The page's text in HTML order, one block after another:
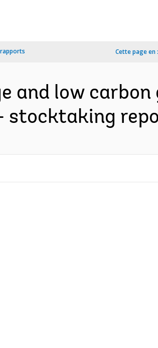
Cette page en :
and low
stocktaking